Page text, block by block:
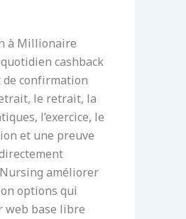
à Millionaire
cashback
confirmation
le retrait, la
l’exercice, le
et une preuve
améliorer
options qui
web base libre